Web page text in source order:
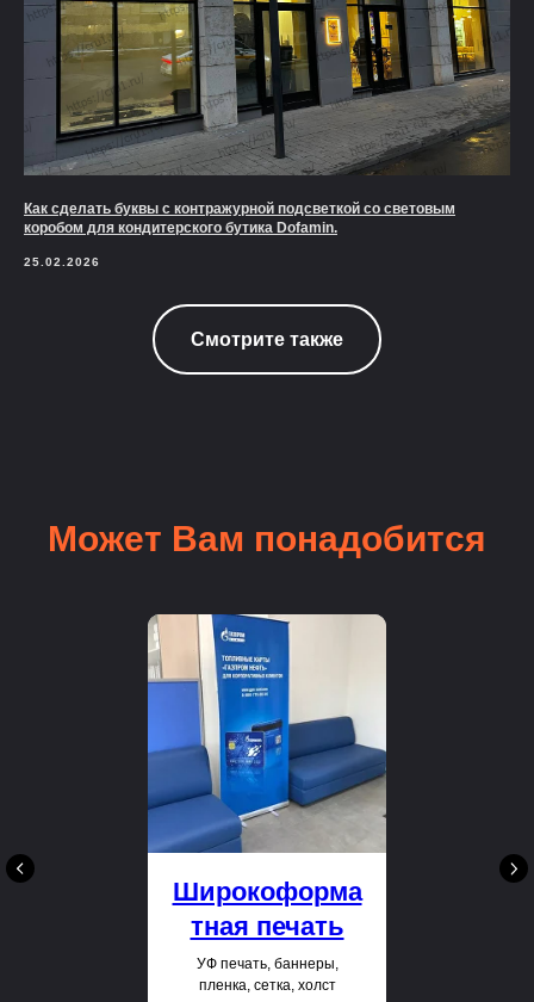
Как сделать буквы с контражурной подсветкой со световым
коробом для кондитерского бутика Dofamin.
25.02.2026
Смотрите также
Может Вам понадобится
Широкоформа
тная печать
УФ печать, баннеры,
пленка, сетка, холст